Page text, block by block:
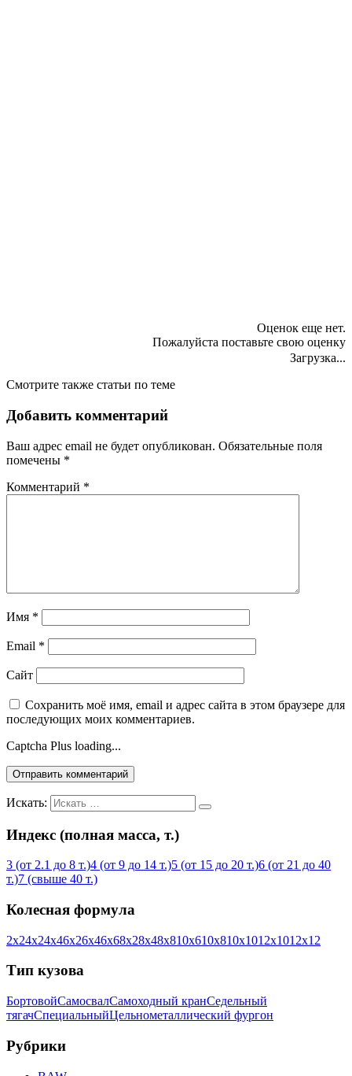
Оценок еще нет.
Пожалуйста поставьте свою оценку
Загрузка...
Смотрите также статьи по теме
Добавить комментарий
Ваш адрес email не будет опубликован. Обязательные поля
помечены *
Комментарий *
Имя *
Email *
Сайт
Сохранить моё имя, email и адрес сайта в этом браузере для
последующих моих комментариев.
Captcha Plus loading...
Искать:
Индекс (полная масса, т.)
3 (от 2.1 до 8 т.)4 (от 9 до 14 т.)5 (от 15 до 20 т.)6 (от 21 до 40
т.)7 (свыше 40 т.)
Колесная формула
2х24х24х46х26х46х68х28х48х810х610х810х1012х1012х12
Тип кузова
БортовойСамосвалСамоходный кранСедельный
тягачСпециальныйЦельнометаллический фургон
Рубрики